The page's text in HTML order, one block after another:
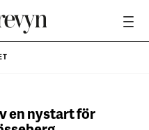
en nystart för